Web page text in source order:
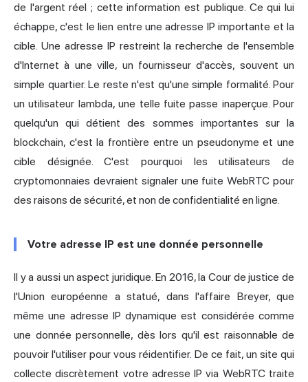
de l'argent réel ; cette information est publique. Ce qui lui
échappe, c'est le lien entre une adresse IP importante et la
cible. Une adresse IP restreint la recherche de l'ensemble
d'Internet à une ville, un fournisseur d'accès, souvent un
simple quartier. Le reste n'est qu'une simple formalité. Pour
un utilisateur lambda, une telle fuite passe inaperçue. Pour
quelqu'un qui détient des sommes importantes sur la
blockchain, c'est la frontière entre un pseudonyme et une
cible désignée. C'est pourquoi les utilisateurs de
cryptomonnaies devraient signaler une fuite WebRTC pour
des raisons de sécurité, et non de confidentialité en ligne.
Votre adresse IP est une donnée personnelle
Il y a aussi un aspect juridique. En 2016, la Cour de justice de
l'Union européenne a statué, dans l'affaire Breyer, que
même une adresse IP dynamique est considérée comme
une donnée personnelle, dès lors qu'il est raisonnable de
pouvoir l'utiliser pour vous réidentifier. De ce fait, un site qui
collecte discrètement votre adresse IP via WebRTC traite